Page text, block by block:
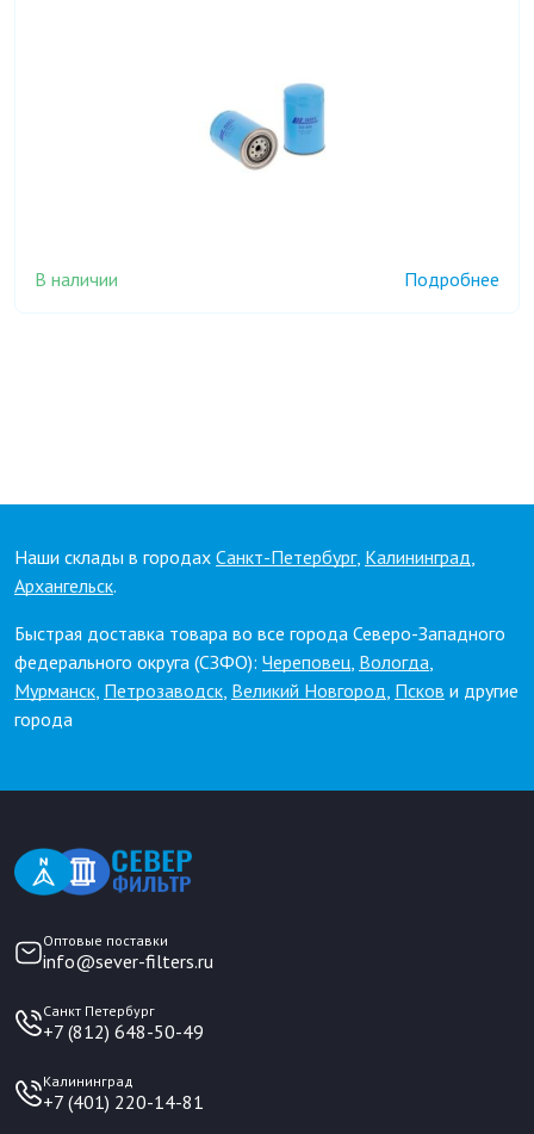
В наличии Подробнее
Наши склады в городах Санкт-Петербург, Калининград,
Архангельск.
Быстрая доставка товара во все города Северо-Западного
федерального округа (СЗФО): Череповец, Вологда,
Мурманск, Петрозаводск, Великий Новгород, Псков и другие
города
Оптовые поставки
info@sever-filters.ru
Санкт Петербург
+7 (812) 648-50-49
Калининград
+7 (401) 220-14-81